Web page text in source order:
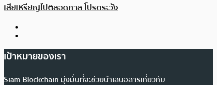
เสียเหรียญไปตลอดกาล โปรดระวัง
เป้าหมายของเรา
Siam Blockchain มุ่งมั่นที่จะช่วยนำเสนอสารเกี่ยวกับ